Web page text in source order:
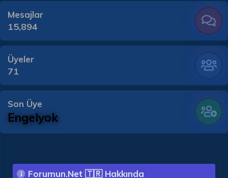
Mesajlar
15,894
Üyeler
71
Son Üye
Engelyok
Forumun.Net 🇹🇷 Hakkında